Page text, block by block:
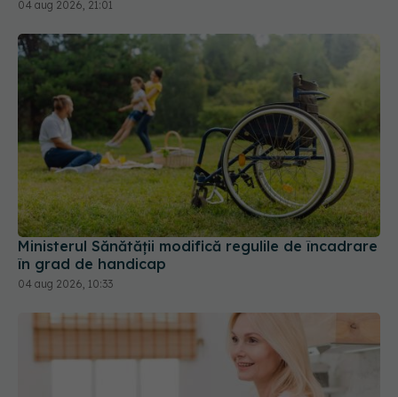
Ministerul Sănătății modifică regulile de încadrare
în grad de handicap
04 aug 2026, 10:33